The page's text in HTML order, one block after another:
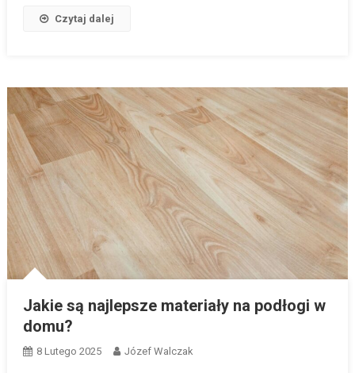
Czytaj dalej
Jakie są najlepsze materiały na podłogi w
domu?
8 Lutego 2025 Józef Walczak